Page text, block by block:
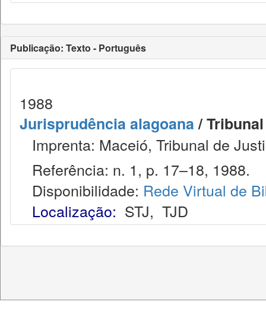
Publicação: Texto - Português
1988
Jurisprudência alagoana/
Imprenta: Maceió, Tribunal de
Referência: n. 1, p. 17–18, 1988.
Disponibilidade: Rede Virtual de
Localização: STJ, TJD